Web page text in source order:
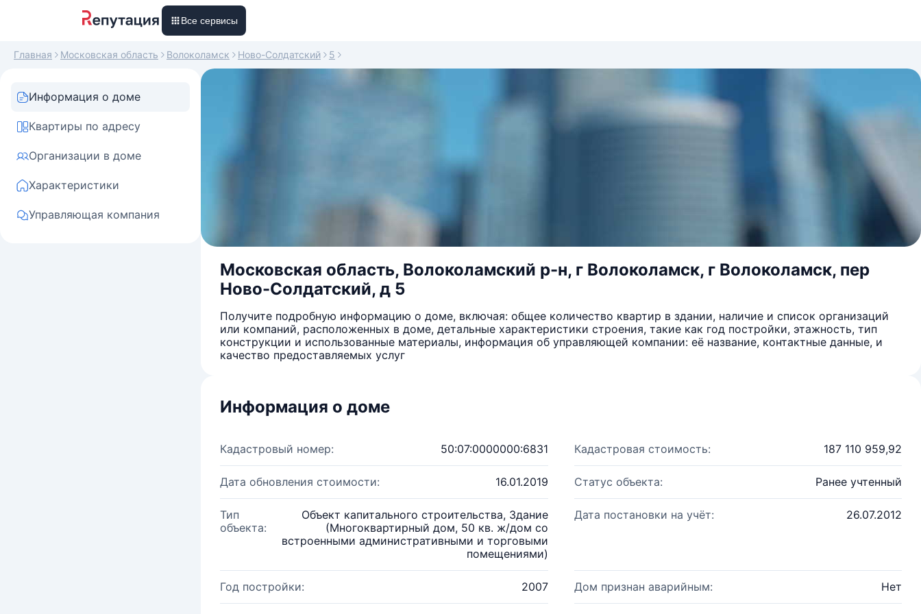
Все сервисы
Главная Московская область Волоколамск Ново-Солдатский 5
Информация о доме
Квартиры по адресу
Организации в доме
Характеристики
Управляющая компания
Московская область, Волоколамский р-н, г Волоколамск, г Волоколамск, пер
Ново-Солдатский, д 5
Получите подробную информацию о доме, включая: общее количество квартир в здании, наличие и список организаций
или компаний, расположенных в доме, детальные характеристики строения, такие как год постройки, этажность, тип
конструкции и использованные материалы, информация об управляющей компании: её название, контактные данные, и
качество предоставляемых услуг
Информация о доме
Кадастровый номер: 50:07:0000000:6831 Кадастровая стоимость: 187 110 959,92
Дата обновления стоимости: 16.01.2019 Статус объекта: Ранее учтенный
Тип
объекта:
Объект капитального строительства, Здание
(Многоквартирный дом, 50 кв. ж/дом со
встроенными административными и торговыми
помещениями)
Дата постановки на учёт: 26.07.2012
Год постройки: 2007 Дом признан аварийным: Нет